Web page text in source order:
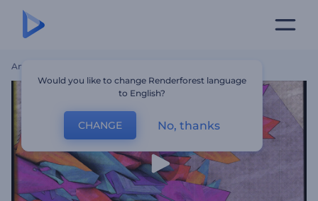
Ana Sayfa
Would you like to change Renderforest language
to English?
CHANGE No, thanks